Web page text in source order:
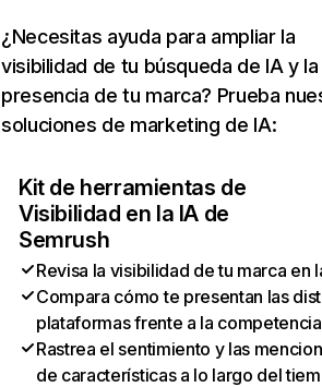
¿Necesitas ayuda para ampliar la
visibilidad de tu búsqueda de IA y la
presencia de tu marca? Prueba
soluciones de marketing de IA:
Kit de herramientas de
Visibilidad en la IA de
Semrush
Revisa la visibilidad de tu marca en
Compara cómo te presentan las
plataformas frente a la competencia
Rastrea el sentimiento y las
de características a lo largo del